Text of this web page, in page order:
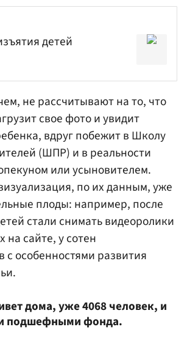
детей
не рассчитывают на то, что
свое фото и увидит
вдруг побежит в Школу
(ШПР) и в реальности
или усыновителем.
по их данным, уже
плоды: например, после
стали снимать видеоролики
на сайте, у сотен
с особенностями развития
дома, уже 4068 человек, и
подшефными фонда.